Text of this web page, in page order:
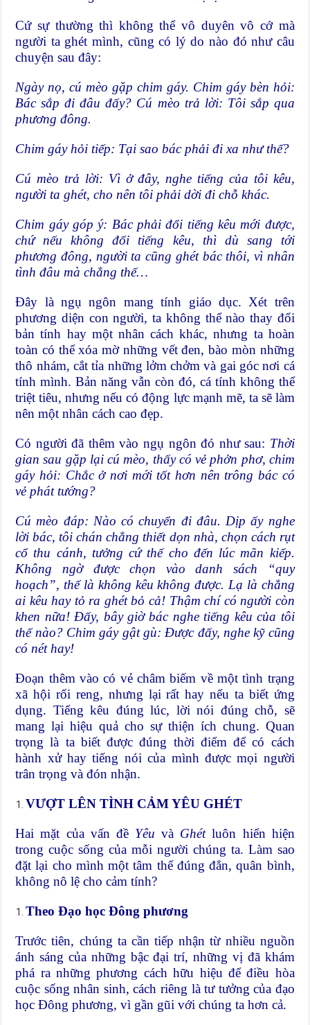
Cứ sự thường thì không thể vô duyên vô cớ mà
người ta ghét mình, cũng có lý do nào đó như câu
chuyện sau đây:
Ngày nọ, cú mèo gặp chim gáy. Chim gáy bèn hỏi:
Bác sắp đi đâu đấy? Cú mèo trả lời: Tôi sắp qua
phương đông.
Chim gáy hỏi tiếp: Tại sao bác phải đi xa như thế?
Cú mèo trả lời: Vì ở đây, nghe tiếng của tôi kêu,
người ta ghét, cho nên tôi phải dời đi chỗ khác.
Chim gáy góp ý: Bác phải đổi tiếng kêu mới được,
chứ nếu không đổi tiếng kêu, thì dù sang tới
phương đông, người ta cũng ghét bác thôi, vì nhân
tình đâu mà chẳng thế…
Đây là ngụ ngôn mang tính giáo dục. Xét trên
phương diện con người, ta không thể nào thay đổi
bản tính hay một nhân cách khác, nhưng ta hoàn
toàn có thể xóa mờ những vết đen, bào mòn những
thô nhám, cắt tỉa những lởm chởm và gai góc nơi cá
tính mình. Bản năng vẫn còn đó, cá tính không thể
triệt tiêu, nhưng nếu có động lực mạnh mẽ, ta sẽ làm
nên một nhân cách cao đẹp.
Có người đã thêm vào ngụ ngôn đó như sau: Thời
gian sau gặp lại cú mèo, thấy có vẻ phởn phơ, chim
gáy hỏi: Chắc ở nơi mới tốt hơn nên trông bác có
vẻ phát tướng?
Cú mèo đáp: Nào có chuyển đi đâu. Dịp ấy nghe
lời bác, tôi chán chẳng thiết dọn nhà, chọn cách rụt
cổ thu cánh, tưởng cứ thế cho đến lúc mãn kiếp.
Không ngờ được chọn vào danh sách “quy
hoạch”, thế là không kêu không được. Lạ là chẳng
ai kêu hay tỏ ra ghét bỏ cả! Thậm chí có người còn
khen nữa! Đấy, bây giờ bác nghe tiếng kêu của tôi
thế nào? Chim gáy gật gù: Được đấy, nghe kỹ cũng
có nét hay!
Đoạn thêm vào có vẻ châm biếm về một tình trạng
xã hội rối reng, nhưng lại rất hay nếu ta biết ứng
dụng. Tiếng kêu đúng lúc, lời nói đúng chỗ, sẽ
mang lại hiệu quả cho sự thiện ích chung. Quan
trọng là ta biết được đúng thời điểm để có cách
hành xử hay tiếng nói của mình được mọi người
trân trọng và đón nhận.
VƯỢT LÊN TÌNH CẢM YÊU GHÉT
Hai mặt của vấn đề Yêu và Ghétluôn hiển hiện
trong cuộc sống của mỗi người chúng ta. Làm sao
đặt lại cho mình một tâm thế đúng đắn, quân bình,
không nô lệ cho cảm tính?
Theo Đạo học Đông phương
Trước tiên, chúng ta cần tiếp nhận từ nhiều nguồn
ánh sáng của những bậc đại trí, những vị đã khám
phá ra những phương cách hữu hiệu để điều hòa
cuộc sống nhân sinh, cách riêng là tư tưởng của đạo
học Đông phương, vì gần gũi với chúng ta hơn cả.